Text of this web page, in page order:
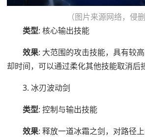
（图片来源网络，侵删
类型: 核心输出技能
效果: 大范围的攻击技能，具有较
却时间，可以通过柔化其他技能取消后
3. 冰刃波动剑
类型: 控制与输出技能
效果: 释放一道冰霜之剑，对路径